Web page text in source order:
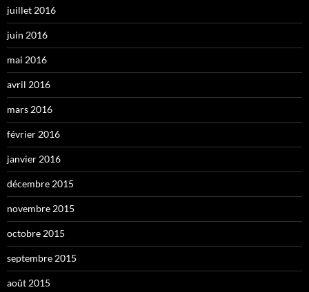
juillet 2016
juin 2016
mai 2016
avril 2016
mars 2016
février 2016
janvier 2016
décembre 2015
novembre 2015
octobre 2015
septembre 2015
août 2015